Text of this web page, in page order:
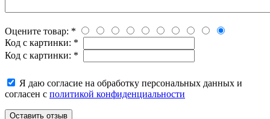
Оцените товар: *
Код с картинки: *
Код с картинки: *
Я даю согласие на обработку персональных данных и
согласен с политикой конфиденциальности